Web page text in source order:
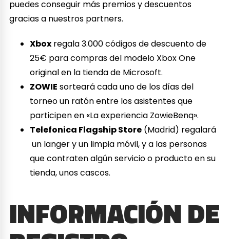
puedes conseguir más premios y descuentos
gracias a nuestros partners.
Xbox regala 3.000 códigos de descuento de
25€ para compras del modelo Xbox One
original en la tienda de Microsoft.
ZOWIE sorteará cada uno de los días del
torneo un ratón entre los asistentes que
participen en «La experiencia ZowieBenq».
Telefonica Flagship Store (Madrid) regalará
un langer y un limpia móvil, y a las personas
que contraten algún servicio o producto en su
tienda, unos cascos.
INFORMACIÓN DE